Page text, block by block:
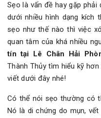
Sẹo là vấn đề hay gặp
dưới nhiều hình dạng kích
sẹo như thế nào thì việc
quan tâm của khá nhiều
tín tại Lê Chân Hải
Thành Thủy tìm hiểu kỹ
viết dưới đây nhé!
Có thể nói sẹo thường có
Nó là di chứng do mụn,